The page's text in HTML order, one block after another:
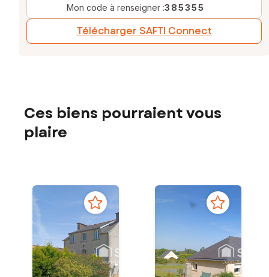
Mon code à renseigner :385355
Télécharger SAFTI Connect
Ces biens pourraient vous
plaire